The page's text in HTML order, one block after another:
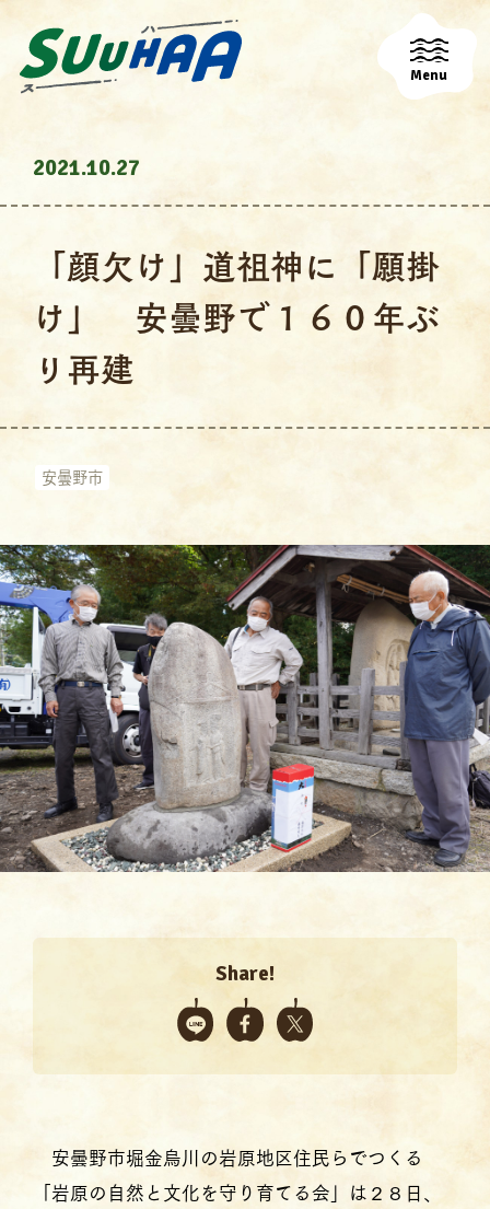
Menu
2021.10.27
「顔欠け」道祖神に「願掛
け」 安曇野で１６０年ぶ
り再建
安曇野市
Share!
安曇野市堀金烏川の岩原地区住民らでつくる
「岩原の自然と文化を守り育てる会」は２８日、